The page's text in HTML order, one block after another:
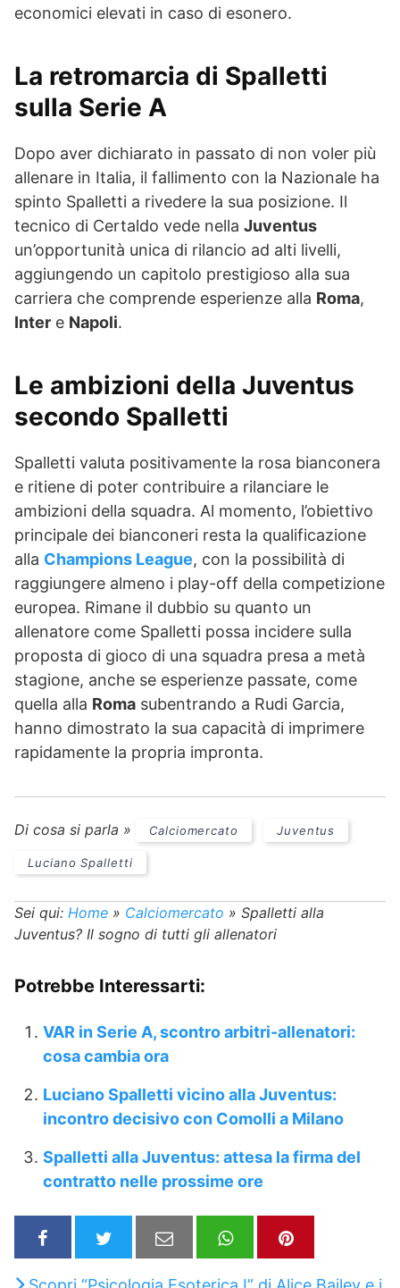
economici elevati in caso di esonero.
La retromarcia di Spalletti
sulla Serie A
Dopo aver dichiarato in passato di non voler più
allenare in Italia, il fallimento con la Nazionale ha
spinto Spalletti a rivedere la sua posizione. Il
tecnico di Certaldo vede nella Juventus
un’opportunità unica di rilancio ad alti livelli,
aggiungendo un capitolo prestigioso alla sua
carriera che comprende esperienze alla Roma,
Inter e Napoli.
Le ambizioni della Juventus
secondo Spalletti
Spalletti valuta positivamente la rosa bianconera
e ritiene di poter contribuire a rilanciare le
ambizioni della squadra. Al momento, l’obiettivo
principale dei bianconeri resta la qualificazione
alla Champions League, con la possibilità di
raggiungere almeno i play-off della competizione
europea. Rimane il dubbio su quanto un
allenatore come Spalletti possa incidere sulla
proposta di gioco di una squadra presa a metà
stagione, anche se esperienze passate, come
quella alla Roma subentrando a Rudi Garcia,
hanno dimostrato la sua capacità di imprimere
rapidamente la propria impronta.
Di cosa si parla » Calciomercato Juventus
Luciano Spalletti
Sei qui: Home » Calciomercato » Spalletti alla
Juventus? Il sogno di tutti gli allenatori
Potrebbe Interessarti:
VAR in Serie A, scontro arbitri-allenatori:
cosa cambia ora
Luciano Spalletti vicino alla Juventus:
incontro decisivo con Comolli a Milano
Spalletti alla Juventus: attesa la firma del
contratto nelle prossime ore